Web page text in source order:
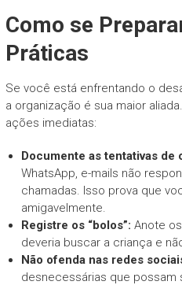
Como se
Práticas
Se você está enfrentando o
a organização é sua maior
ações imediatas:
Documente as tentativas de
WhatsApp, e-mails não
chamadas. Isso prova que
amigavelmente.
Registre os “bolos”: Anote
deveria buscar a criança e
Não ofenda nas redes
desnecessárias que possam